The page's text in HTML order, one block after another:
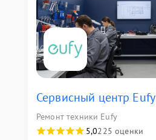
Сервисный центр Eufy
Ремонт техники Eufy
5,0225 оценки